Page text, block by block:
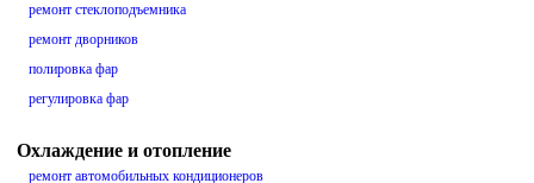
ремонт стеклоподъемника
ремонт дворников
полировка фар
регулировка фар
Охлаждение и отопление
ремонт автомобильных кондиционеров